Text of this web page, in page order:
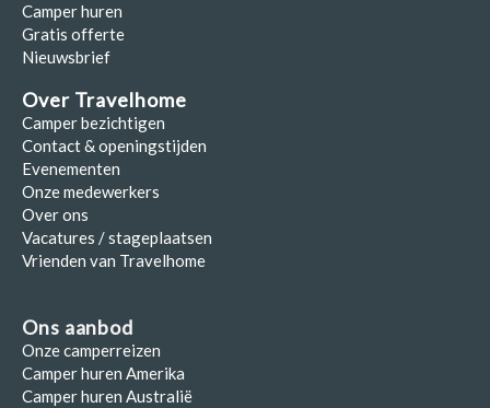
Camper huren
Gratis offerte
Nieuwsbrief
Over Travelhome
Camper bezichtigen
Contact & openingstijden
Evenementen
Onze medewerkers
Over ons
Vacatures / stageplaatsen
Vrienden van Travelhome
Ons aanbod
Onze camperreizen
Camper huren Amerika
Camper huren Australië